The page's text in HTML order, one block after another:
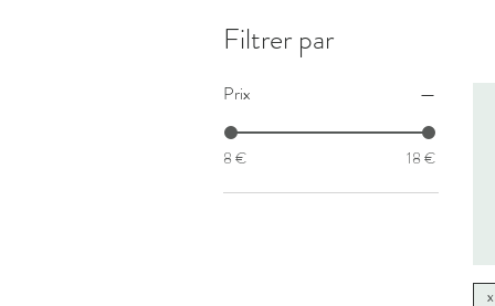
Filtrer par
Prix
8 € 18 €